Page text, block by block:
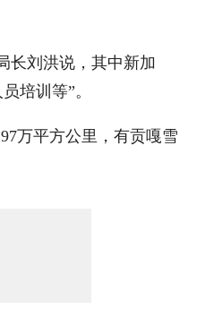
长刘洪说，其中新加
培训等”。
万平方公里，有贡嘎雪